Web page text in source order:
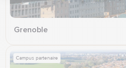
Grenoble
Campus partenaire